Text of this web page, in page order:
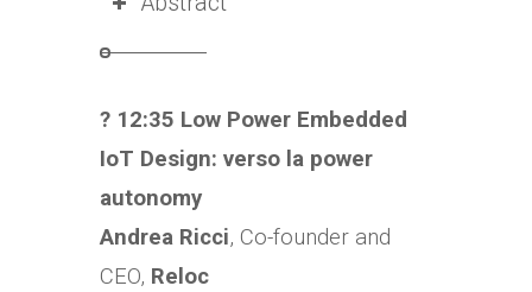
? 12:35 Low Power Embedded
IoT Design: verso la power
autonomy
Andrea Ricci, Co-founder and
CEO, Reloc